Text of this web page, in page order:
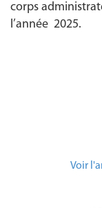
corps
l’année 2025.
Voir